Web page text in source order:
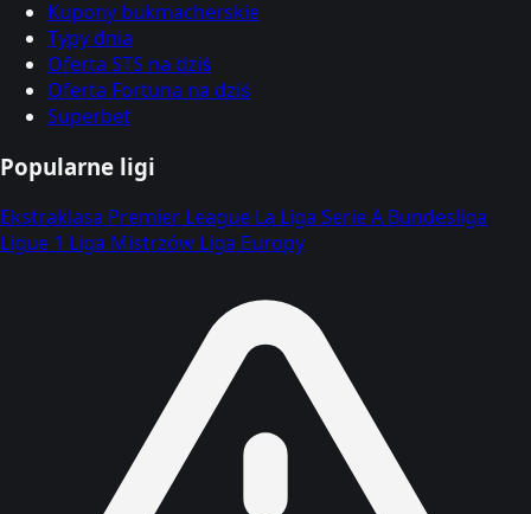
Kupony bukmacherskie
Typy dnia
Oferta STS na dziś
Oferta Fortuna na dziś
Superbet
Popularne ligi
Ekstraklasa Premier League La Liga Serie A Bundesliga
Ligue 1 Liga Mistrzów Liga Europy